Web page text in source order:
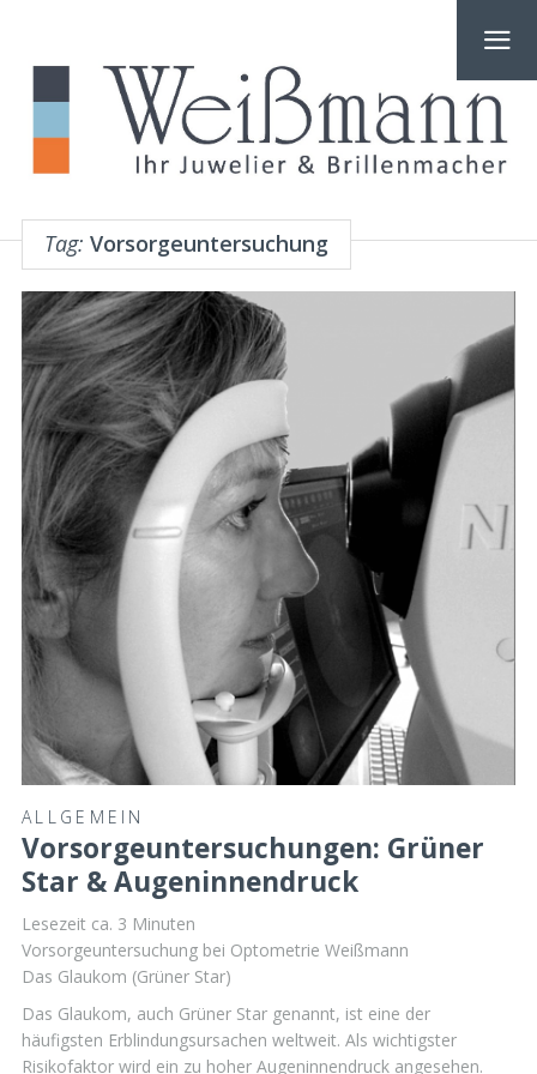
Tag: Vorsorgeuntersuchung
ALLGEMEIN
Vorsorgeuntersuchungen: Grüner
Star & Augeninnendruck
Lesezeit ca. 3 Minuten
Vorsorgeuntersuchung bei Optometrie Weißmann
Das Glaukom (Grüner Star)
Das Glaukom, auch Grüner Star genannt, ist eine der
häufigsten Erblindungsursachen weltweit. Als wichtigster
Risikofaktor wird ein zu hoher Augeninnendruck angesehen.